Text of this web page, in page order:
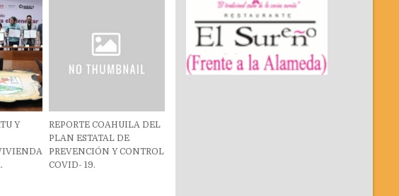
Y
REPORTE COAHUILA DEL
PLAN ESTATAL DE
PREVENCIÓN Y CONTROL
COVID- 19.